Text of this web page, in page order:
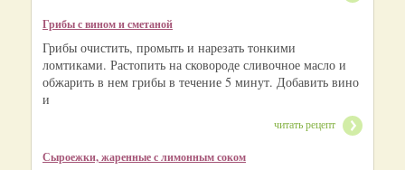
Грибы с вином и сметаной
Грибы очистить, промыть и нарезать тонкими
ломтиками. Растопить на сковороде сливочное масло и
обжарить в нем грибы в течение 5 минут. Добавить вино
и
читать рецепт
Сыроежки, жаренные с лимонным соком